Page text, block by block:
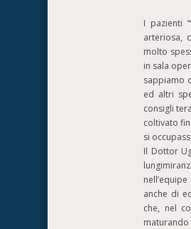
I pazienti
arteriosa,
molto
in sala
sappiamo
ed altri
consigli
coltivato
si
Il Dottor
anche di
che, nel